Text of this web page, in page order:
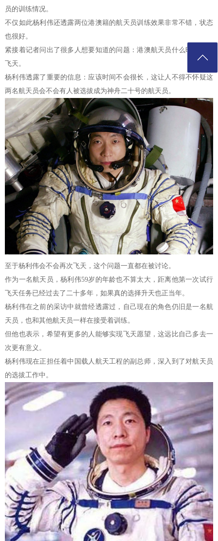
员的训练情况。
不仅如此杨利伟还透露两位港澳籍的航天员训练效果非常不错，状态
也很好。
紧接着记者问出了很多人想要知道的问题：港澳航天员什么时候才能
飞天。
杨利伟透露了重要的信息：应该时间不会很长，这让人不得不怀疑这
两名航天员会不会有人被选拔成为神舟二十号的航天员。
至于杨利伟会不会再次飞天，这个问题一直都在被讨论。
作为一名航天员，杨利伟59岁的年龄也不算太大，距离他第一次试行
飞天任务已经过去了二十多年，如果真的选择升天也正当年。
杨利伟在之前的采访中就曾经透露过，自己现在的角色仍旧是一名航
天员，也和其他航天员一样在接受着训练。
但他也表示，希望有更多的人能够实现飞天愿望，这远比自己多去一
次更有意义。
杨利伟现在正担任着中国载人航天工程的副总师，深入到了对航天员
的选拔工作中。